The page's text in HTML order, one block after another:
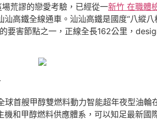
荒謬的戀愛考驗，已經從一新竹 在職體
高鐵全線通車。汕汕高鐵是國度“八縱
要害節點之一，正線全長162公里，
球首艘甲醇雙燃料動力智能超年夜型油
機和甲醇燃料供應體系，可以知足最新國